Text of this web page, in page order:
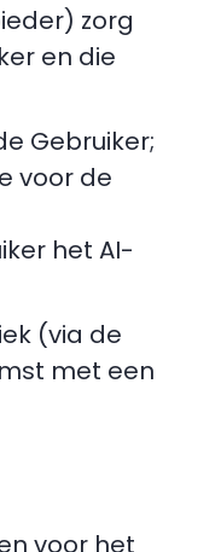
zorg
en die
Gebruiker;
voor de
het AI-
(via de
met een
voor het